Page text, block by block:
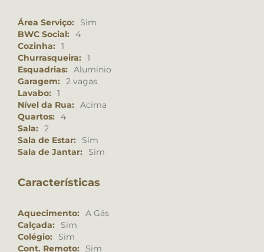
Área Serviço:
Sim
BWC Social:
4
Cozinha:
1
Churrasqueira:
1
Esquadrias:
Alumínio
Garagem:
2 vagas
Lavabo:
1
Nível da Rua:
Acima
Quartos:
4
Sala:
2
Sala de Estar:
Sim
Sala de Jantar:
Sim
Características
Aquecimento:
A Gás
Calçada:
Sim
Colégio:
Sim
Cont. Remoto:
Sim